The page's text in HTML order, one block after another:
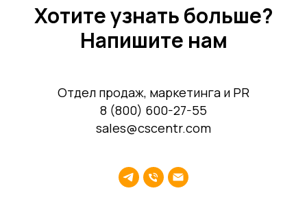
Хотите узнать больше?
Напишите нам
Отдел продаж, маркетинга и PR
8 (800) 600-27-55
sales@cscentr.com
Наши офисы
г.Липецк, ул. Ленина, д.36
г. Москва, ул.Новорязанская, д.24